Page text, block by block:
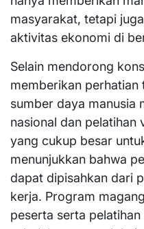
masyarakat, tetapi
aktivitas ekonomi di
Selain mendorong
memberikan
sumber daya manusia
nasional dan pelatihan
yang cukup besar
menunjukkan bahwa
dapat dipisahkan dari
kerja. Program
peserta serta